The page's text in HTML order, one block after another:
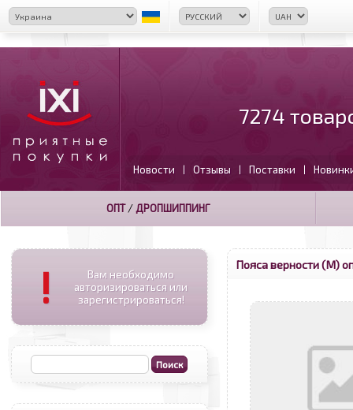
7274
Новости | Отзывы | Поставки |
ОПТ/ ДРОПШИППИНГ
!
Вам необходимо
авторизироваться или
зарегистрироваться!
Пояса верности (М)